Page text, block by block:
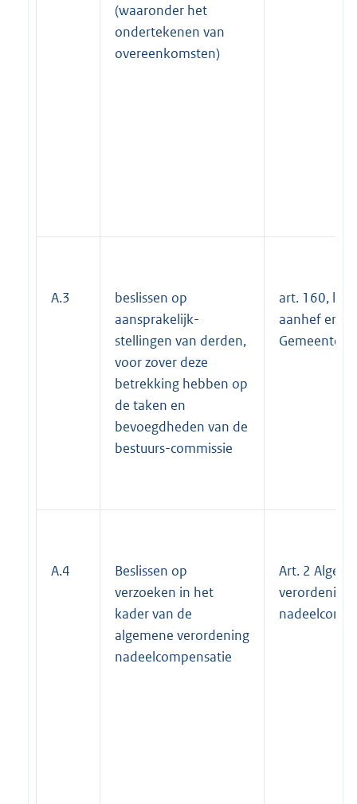
(waaronder het
ondertekenen van
overeenkomsten)
A.3
beslissen op
aansprakelijk-
stellingen van derden,
voor zover deze
betrekking hebben op
de taken en
bevoegdheden van de
bestuurs-commissie
art. 160, lid
aanhef en
Gemeente-
A.4
Beslissen op
verzoeken in het
kader van de
algemene verordening
nadeelcompensatie
Art. 2
verordening